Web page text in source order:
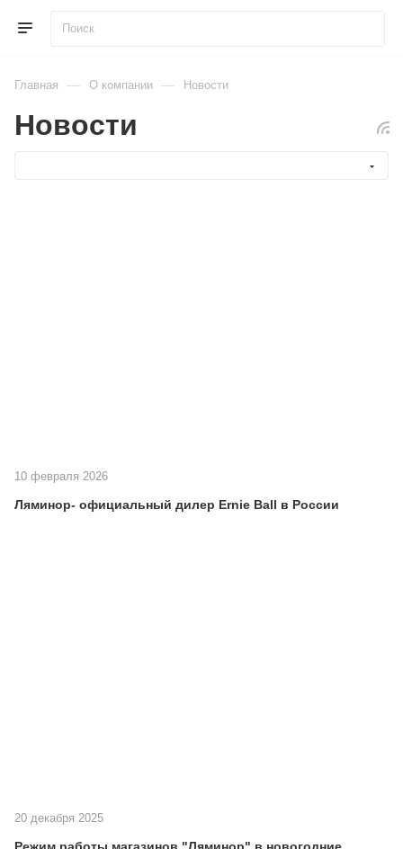
Главная — О компании — Новости
Новости
10 февраля 2026
Ляминор- официальный дилер Ernie Ball в России
20 декабря 2025